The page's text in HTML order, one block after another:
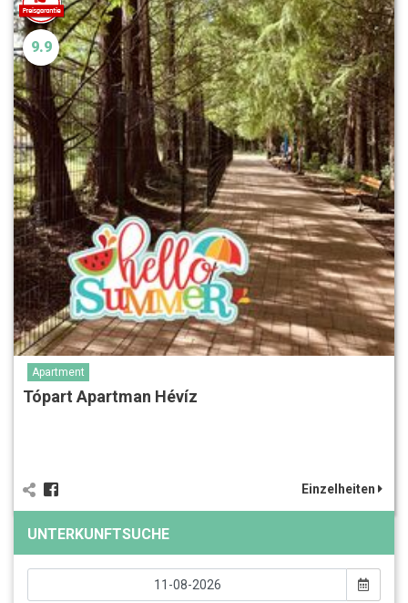
9.9
Apartment
Tópart Apartman Hévíz
Einzelheiten
UNTERKUNFTSUCHE